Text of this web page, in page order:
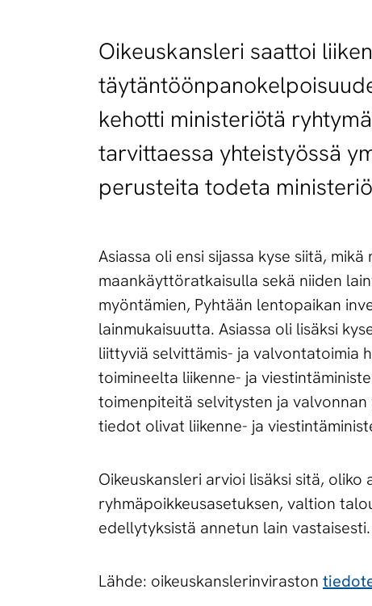
Oikeuskansleri saattoi
kehotti ministeriötä
tarvittaessa yhteistyössä
perusteita todeta
Asiassa oli ensi sijassa kyse siitä,
maankäyttöratkaisulla sekä niiden
myöntämien, Pyhtään lentopaikan
lainmukaisuutta. Asiassa oli lisäksi
liittyviä selvittämis- ja valvontatoimia
toimineelta liikenne- ja
toimenpiteitä selvitysten ja
tiedot olivat liikenne- ja
Oikeuskansleri arvioi lisäksi sitä,
ryhmäpoikkeusasetuksen, valtion
edellytyksistä annetun lain vastaisesti.
Lähde: oikeuskanslerinviraston